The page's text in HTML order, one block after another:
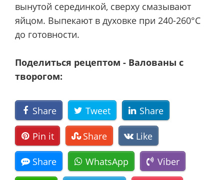
вынутой серединкой, сверху смазывают
яйцом. Выпекают в духовке при 240-260°С
до готовности.
Поделиться рецептом - Валованы с
творогом:
Share Tweet Share
Pin it Share Like
Share WhatsApp Viber